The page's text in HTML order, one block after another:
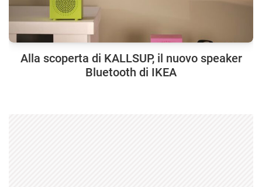
Alla scoperta di KALLSUP, il nuovo speaker
Bluetooth di IKEA